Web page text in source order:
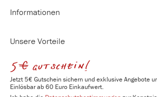
Informationen
Unsere Vorteile
5€ gutschein!
Jetzt 5€ Gutschein sichern und exklusive Angebote
Einlösbar ab 60 Euro Einkaufwert.